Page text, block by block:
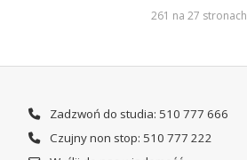
261 na 27 stronach
Zadzwoń do studia: 510 777 666
Czujny non stop: 510 777 222